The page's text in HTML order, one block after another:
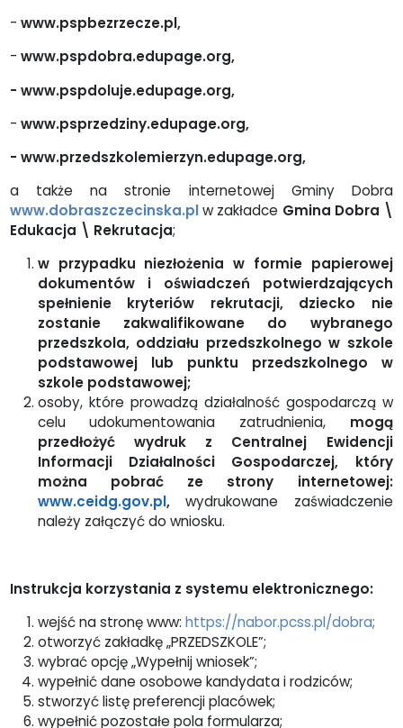
- www.pspbezrzecze.pl,
- www.pspdobra.edupage.org,
- www.pspdoluje.edupage.org,
- www.psprzedziny.edupage.org,
- www.przedszkolemierzyn.edupage.org,
a także na stronie internetowej Gminy Dobra
www.dobraszczecinska.plw zakładce Gmina Dobra \
Edukacja \ Rekrutacja;
w przypadku niezłożenia w formie papierowej
dokumentów i oświadczeń potwierdzających
spełnienie kryteriów rekrutacji, dziecko nie
zostanie zakwalifikowane do wybranego
przedszkola, oddziału przedszkolnego w szkole
podstawowej lub punktu przedszkolnego w
szkole podstawowej;
osoby, które prowadzą działalność gospodarczą w
celu udokumentowania zatrudnienia, mogą
przedłożyć wydruk z Centralnej Ewidencji
Informacji Działalności Gospodarczej, który
można pobrać ze strony internetowej:
www.ceidg.gov.pl,
wydrukowane zaświadczenie
należy załączyć do wniosku.
Instrukcja korzystania z systemu elektronicznego:
wejść na stronę www: https://nabor.pcss.pl/dobra;
otworzyć zakładkę „PRZEDSZKOLE”;
wybrać opcję „Wypełnij wniosek”;
wypełnić dane osobowe kandydata i rodziców;
stworzyć listę preferencji placówek;
wypełnić pozostałe pola formularza;